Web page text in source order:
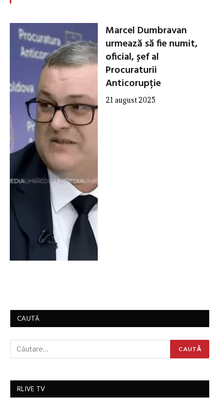
Marcel Dumbravan
urmează să fie numit,
oficial, șef al
Procuraturii
Anticorupție
21 august 2025
CAUTĂ
RLIVE TV